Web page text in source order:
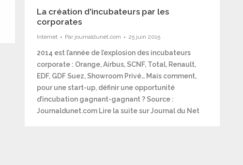
La création d'incubateurs par les
corporates
Internet Par journaldunet.com 25 juin 2015
2014 est l’année de l’explosion des incubateurs
corporate : Orange, Airbus, SCNF, Total, Renault,
EDF, GDF Suez, Showroom Privé… Mais comment,
pour une start-up, définir une opportunité
d’incubation gagnant-gagnant ? Source :
Journaldunet.com Lire la suite sur Journal du Net